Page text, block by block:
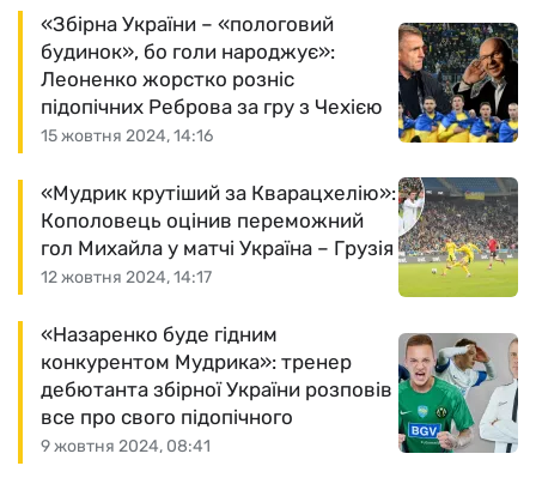
15 жовтня 2024, 14:16
«Збірна України – «пологовий
будинок», бо голи народжує»:
Леоненко жорстко розніс
підопічних Реброва за гру з Чехією
12 жовтня 2024, 14:17
«Мудрик крутіший за Кварацхелію»:
Кополовець оцінив переможний
гол Михайла у матчі Україна – Грузія
9 жовтня 2024, 08:41
«Назаренко буде гідним
конкурентом Мудрика»: тренер
дебютанта збірної України розповів
все про свого підопічного